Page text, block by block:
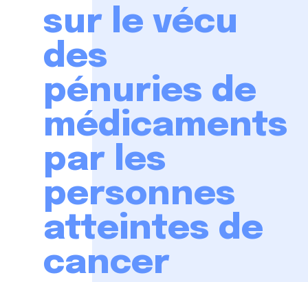
sur le vécu
des
pénuries de
médicaments
par les
personnes
atteintes de
cancer